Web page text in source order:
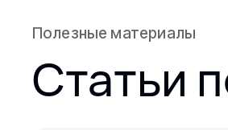
Полезные материалы
Статьи